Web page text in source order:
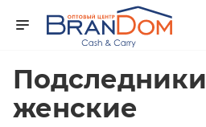
Подследники
женские